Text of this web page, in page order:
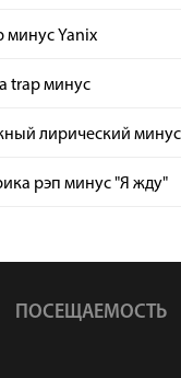
минус Yanix
trap минус
лирический
рэп минус "Я жду"
ПОСЕЩАЕМОСТЬ